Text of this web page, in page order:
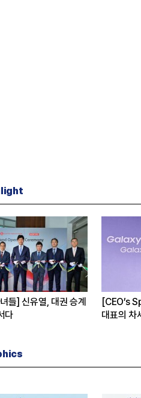
[Epic in Picture] 월드컵 무대